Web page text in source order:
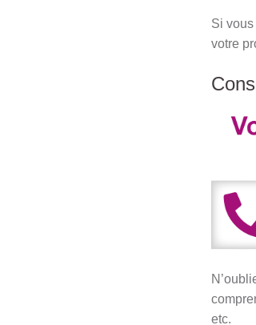
Si
votre
etc.